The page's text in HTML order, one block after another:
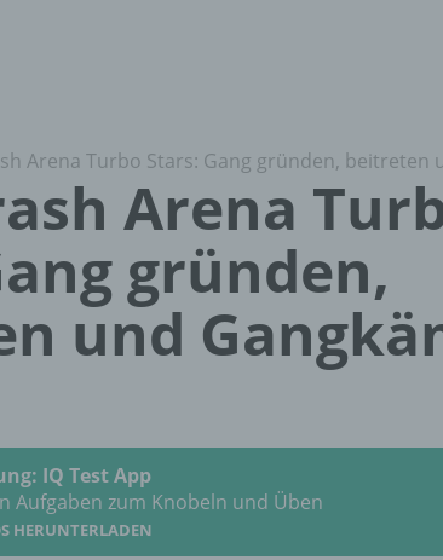
Arena Turbo Stars: Gang gründen, beitreten
Arena
gründen,
und
IQ Test App
Aufgaben zum Knobeln und Üben
HERUNTERLADEN